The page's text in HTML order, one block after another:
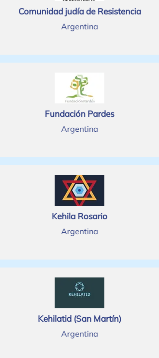
Comunidad judía de Resistencia
Argentina
Fundación Pardes
Argentina
Kehila Rosario
Argentina
Kehilatid (San Martín)
Argentina